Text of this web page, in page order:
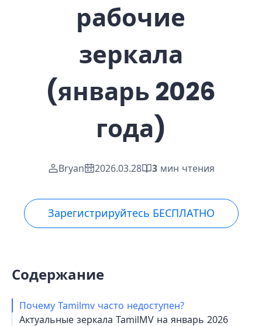
рабочие
зеркала
(январь 2026
года)
Bryan 2026.03.28 3 мин чтения
Зарегистрируйтесь БЕСПЛАТНО
Содержание
Почему Tamilmv часто недоступен?
Актуальные зеркала TamilMV на январь 2026